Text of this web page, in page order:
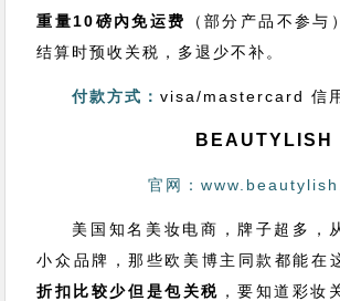
重量10磅內免运费
（部分产品不参与
结算时预收关税，多退少不补。
付款方式：visa/mastercard 信
BEAUTYLISH
官网：
美国知名美妆电商，牌子超多，
小众品牌，那些欧美博主同款都能在
折扣比较少但是包关税 ，要知道彩妆